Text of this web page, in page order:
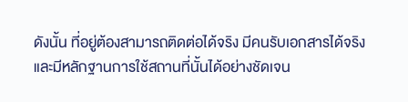
ดังนั้น ที่อยู่ต้องสามารถติดต่อได้จริง มีคนรับเอกสารได้จริง
และมีหลักฐานการใช้สถานที่นั้นได้อย่างชัดเจน